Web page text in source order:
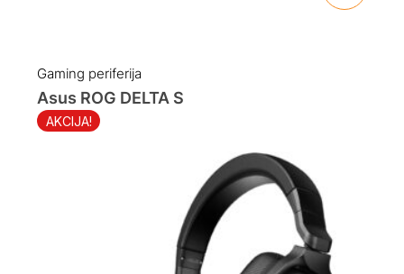
Gaming periferija
AKCIJA!
Asus ROG DELTA S